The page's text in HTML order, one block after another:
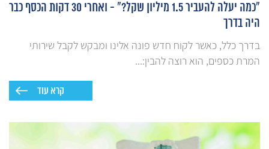
"כמה יעלה להעביר 1.5 מיליון שקל?" - ואחרי 30 דקות הכסף כבר
היה בדרך
בדרך כלל, כאשר לקוח חדש פונה אלינו ומבקש לקבל שירותי
המרת כספים, הוא רוצה להבין:...
קרא עוד